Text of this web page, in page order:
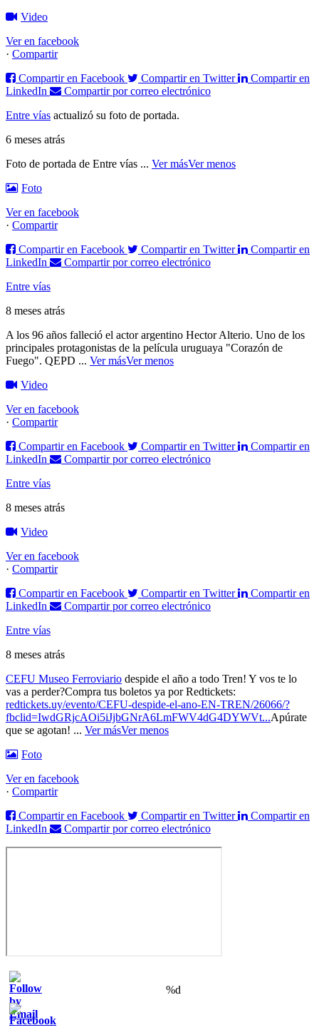
Video
Ver en facebook
· Compartir
Compartir en Facebook
Compartir en Twitter
Compartir en
LinkedIn
Compartir por correo electrónico
Entre vías actualizó su foto de portada.
6 meses atrás
Foto de portada de Entre vías ... Ver másVer menos
Foto
Ver en facebook
· Compartir
Compartir en Facebook
Compartir en Twitter
Compartir en
LinkedIn
Compartir por correo electrónico
Entre vías
8 meses atrás
A los 96 años falleció el actor argentino Hector Alterio. Uno de los
principales protagonistas de la película uruguaya "Corazón de
Fuego". QEPD ... Ver másVer menos
Video
Ver en facebook
· Compartir
Compartir en Facebook
Compartir en Twitter
Compartir en
LinkedIn
Compartir por correo electrónico
Entre vías
8 meses atrás
Video
Ver en facebook
· Compartir
Compartir en Facebook
Compartir en Twitter
Compartir en
LinkedIn
Compartir por correo electrónico
Entre vías
8 meses atrás
CEFU Museo Ferroviario despide el año a todo Tren! Y vos te lo
vas a perder?Compra tus boletos ya por Redtickets:
redtickets.uy/evento/CEFU-despide-el-ano-EN-TREN/26066/?
fbclid=IwdGRjcAOi5iJjbGNrA6LmFWV4dG4DYWVt...Apúrate
que se agotan! ... Ver másVer menos
Foto
Ver en facebook
· Compartir
Compartir en Facebook
Compartir en Twitter
Compartir en
LinkedIn
Compartir por correo electrónico
%d